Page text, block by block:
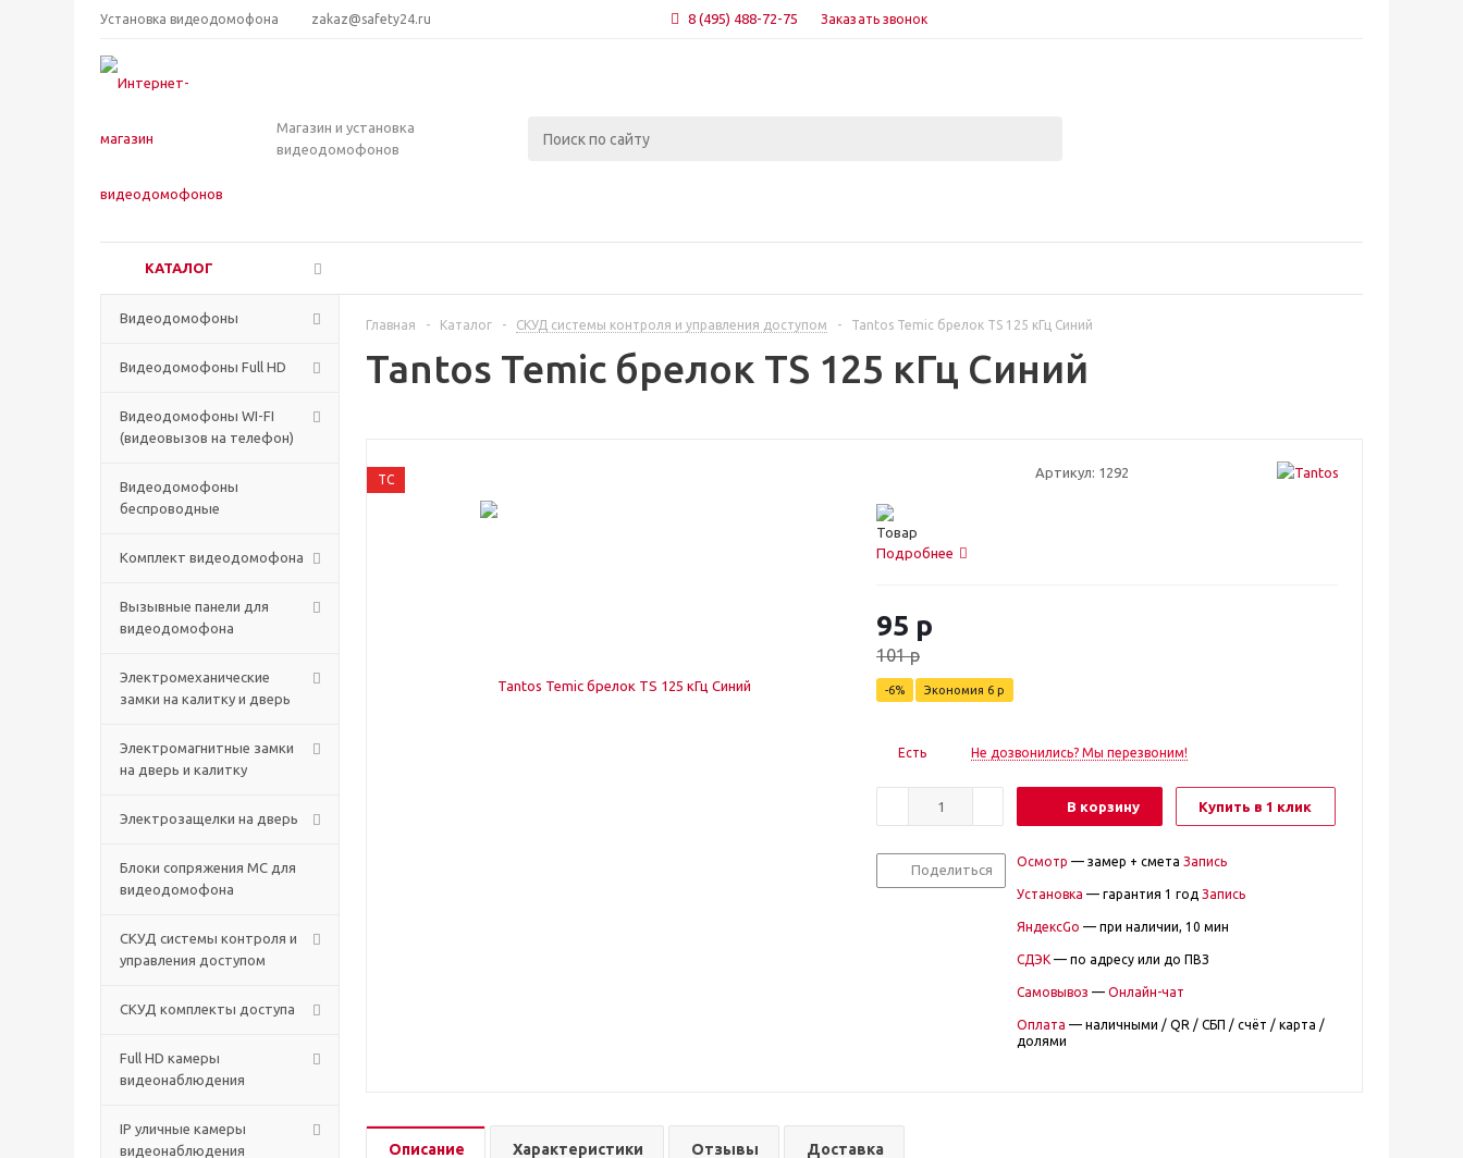
Установка видеодомофона zakaz@safety24.ru 8 (495) 488-72-75 Заказать звонок
Магазин и установка
видеодомофонов
КАТАЛОГ
Видеодомофоны
Видеодомофоны Full HD
Видеодомофоны WI-FI
(видеовызов на телефон)
Видеодомофоны
беспроводные
Комплект видеодомофона
Вызывные панели для
видеодомофона
Электромеханические
замки на калитку и дверь
Электромагнитные замки
на дверь и калитку
Электрозащелки на дверь
Блоки сопряжения МС для
видеодомофона
СКУД системы контроля и
управления доступом
СКУД комплекты доступа
Full HD камеры
видеонаблюдения
IP уличные камеры
видеонаблюдения
Главная - Каталог - СКУД системы контроля и управления доступом - Tantos Temic брелок TS 125 кГц Синий
Tantos Temic брелок TS 125 кГц Синий
TC Артикул: 1292
Подробнее
95 р
101р
-6% Экономия 6 р
Есть Не дозвонились? Мы перезвоним!
В корзину Купить в 1 клик
Поделиться
Осмотр — замер + смета Запись
Установка — гарантия 1 год Запись
ЯндексGo — при наличии, 10 мин
СДЭК — по адресу или до ПВЗ
Самовывоз — Онлайн-чат
Оплата — наличными / QR / СБП / счёт / карта /
долями
Описание Характеристики Отзывы Доставка